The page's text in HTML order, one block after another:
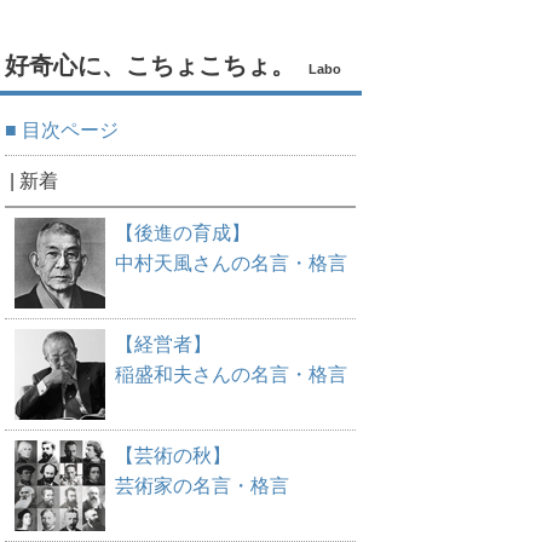
好奇心に、こちょこちょ。 Labo
■ 目次ページ
| 新着
【後進の育成】
中村天風さんの名言・格言
【経営者】
稲盛和夫さんの名言・格言
【芸術の秋】
芸術家の名言・格言